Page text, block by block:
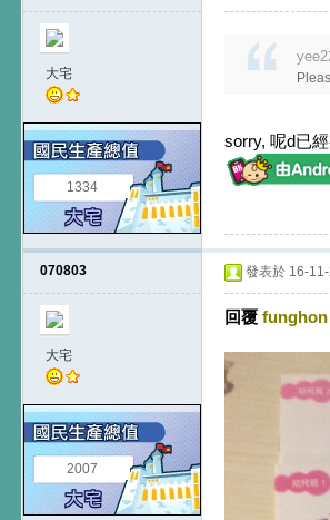
大宅
1334
sorry, 呢d已
070803
大宅
2007
發表於 16-
回覆 funghon